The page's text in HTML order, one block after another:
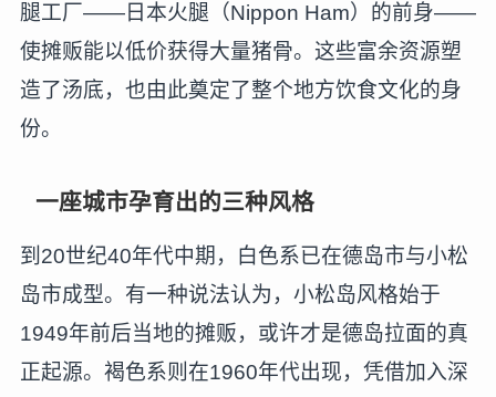
腿工厂——日本火腿（Nippon Ham）的前身——
使摊贩能以低价获得大量猪骨。这些富余资源塑
造了汤底，也由此奠定了整个地方饮食文化的身
份。
一座城市孕育出的三种风格
到20世纪40年代中期，白色系已在德岛市与小松
岛市成型。有一种说法认为，小松岛风格始于
1949年前后当地的摊贩，或许才是德岛拉面的真
正起源。褐色系则在1960年代出现，凭借加入深